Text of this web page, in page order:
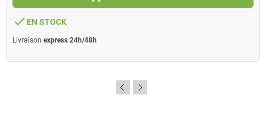
done EN STOCK
Livraison express 24h/48h